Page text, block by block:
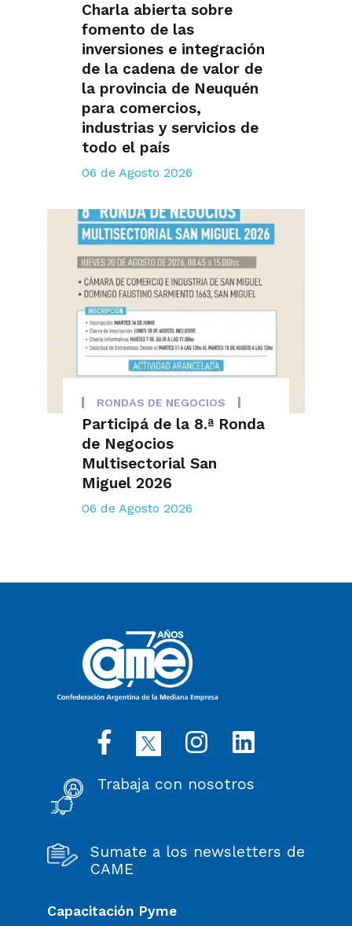
Charla abierta sobre
fomento de las
inversiones e integración
de la cadena de valor de
la provincia de Neuquén
para comercios,
industrias y servicios de
todo el país
06 de Agosto 2026
RONDAS DE NEGOCIOS
Participá de la 8.ª Ronda
de Negocios
Multisectorial San
Miguel 2026
06 de Agosto 2026
Trabaja con nosotros
Sumate a los newsletters de
CAME
Capacitación Pyme